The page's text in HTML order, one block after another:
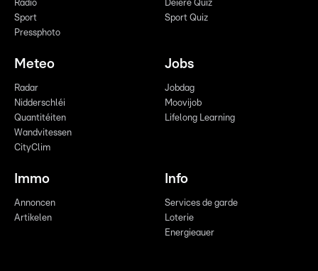
Radio
Sport
Pressphoto
Déiere Quiz
Sport Quiz
Meteo
Radar
Nidderschléi
Quantitéiten
Wandvitessen
CityClim
Jobs
Jobdag
Moovijob
Lifelong Learning
Immo
Annoncen
Artikelen
Info
Services de garde
Loterie
Energieauer